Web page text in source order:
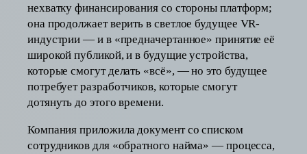
нехватку финансирования со стороны платформ;
она продолжает верить в светлое будущее VR-
индустрии — и в «предначертанное» принятие её
широкой публикой, и в будущие устройства,
которые смогут делать «всё», — но это будущее
потребует разработчиков, которые смогут
дотянуть до этого времени.
Компания приложила документ со списком
сотрудников для «обратного найма» — процесса,